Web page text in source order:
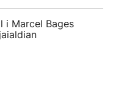
i Marcel Bages